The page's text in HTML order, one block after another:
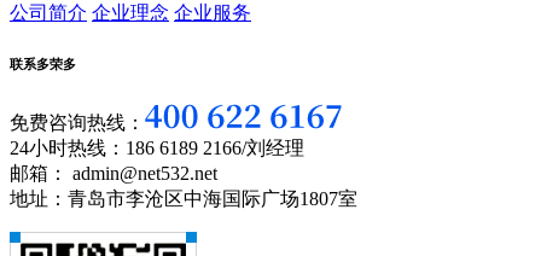
公司简介 企业理念 企业服务
联系多荣多
免费咨询热线：
24小时热线：186 6189 2166/刘经理
邮箱： admin@net532.net
地址：青岛市李沧区中海国际广场1807室